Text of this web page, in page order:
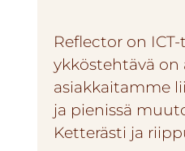
Reflector on
ykköstehtävä on
asiakkaitamme
ja pienissä
Ketterästi ja